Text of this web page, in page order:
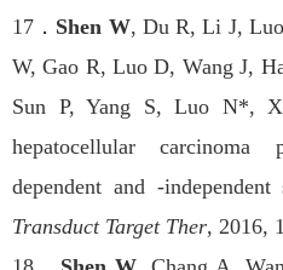
17 ． Shen W, Du R, Li J,
W, Gao R, Luo D, Wang J,
Sun P, Yang S, Luo N*,
hepatocellular
dependent and -
Transduct Target Ther, 2016,